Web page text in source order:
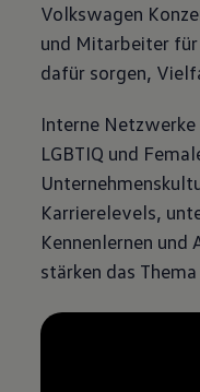
Volkswagen
und Mitarbeiter für
dafür sorgen,
Interne Netzwerke
LGBTIQ und
Karrierelevels,
Kennenlernen und
stärken das